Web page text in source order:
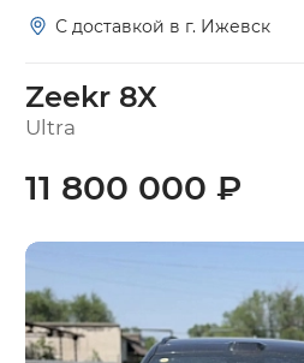
С доставкой в г. Ижевск
Zeekr 8X
Ultra
11 800 000 ₽